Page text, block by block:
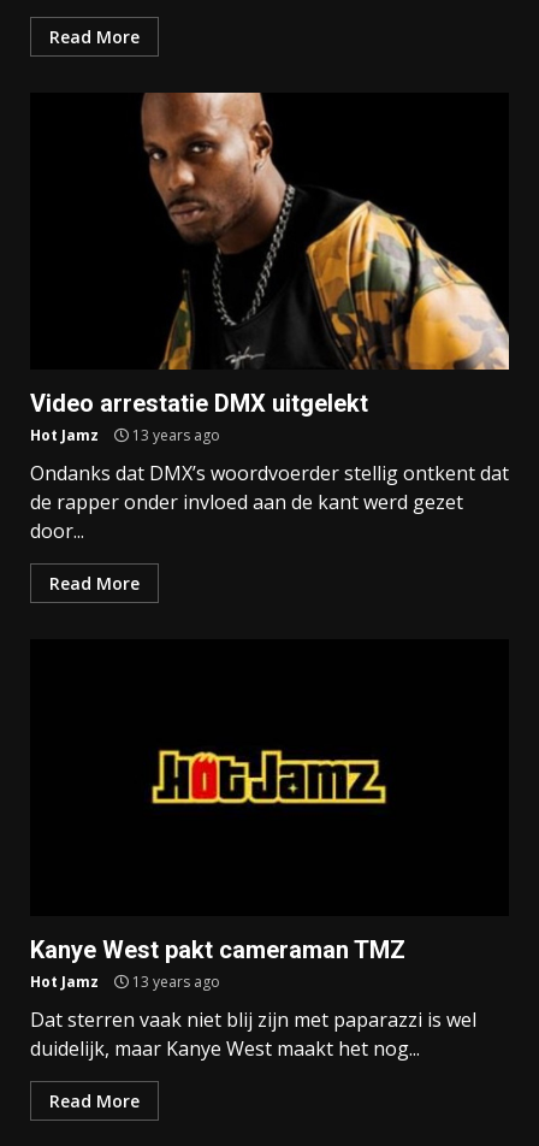
Read More
Video arrestatie DMX uitgelekt
Hot Jamz 13 years ago
Ondanks dat DMX’s woordvoerder stellig ontkent dat
de rapper onder invloed aan de kant werd gezet
door...
Read More
Kanye West pakt cameraman TMZ
Hot Jamz 13 years ago
Dat sterren vaak niet blij zijn met paparazzi is wel
duidelijk, maar Kanye West maakt het nog...
Read More